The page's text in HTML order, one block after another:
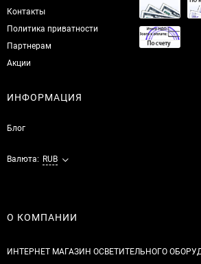
Контакты
Политика приватности
Партнерам
Акции
ИНФОРМАЦИЯ
Блог
Валюта: RUB
О КОМПАНИИ
ИНТЕРНЕТ МАГАЗИН ОСВЕТИТЕЛЬНОГО